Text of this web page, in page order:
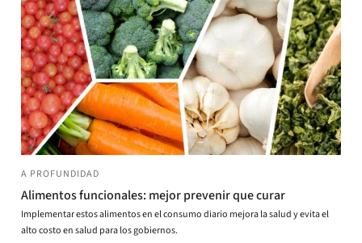
A PROFUNDIDAD
Alimentos funcionales: mejor prevenir que curar
Implementar estos alimentos en el consumo diario mejora la salud y evita el
alto costo en salud para los gobiernos.